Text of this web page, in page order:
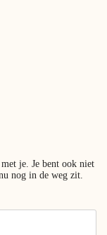
je. Je bent ook niet
nog in de weg zit.